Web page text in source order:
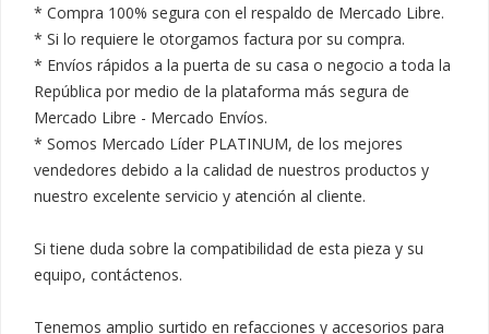
* Compra 100% segura con el respaldo de Mercado Libre.
* Si lo requiere le otorgamos factura por su compra.
* Envíos rápidos a la puerta de su casa o negocio a toda la
República por medio de la plataforma más segura de
Mercado Libre - Mercado Envíos.
* Somos Mercado Líder PLATINUM, de los mejores
vendedores debido a la calidad de nuestros productos y
nuestro excelente servicio y atención al cliente.
Si tiene duda sobre la compatibilidad de esta pieza y su
equipo, contáctenos.
Tenemos amplio surtido en refacciones y accesorios para